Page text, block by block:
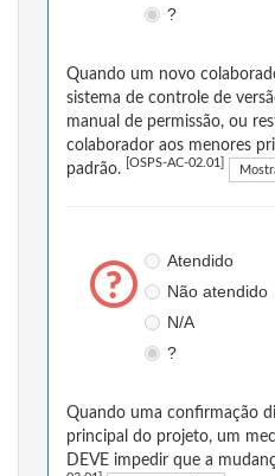
?
Quando um novo
sistema de controle de
manual de permissão, ou
colaborador aos menores
padrão.
[OSPS-AC-02.01]
Atendido
Não atendido
N/A
?
Quando uma confirmação
principal do projeto, um
DEVE impedir que a